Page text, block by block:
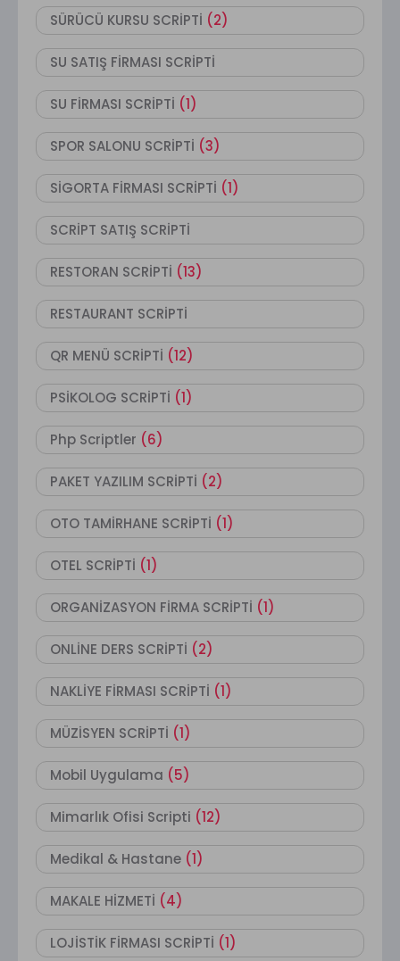
SÜRÜCÜ KURSU SCRİPTİ (2)
SU SATIŞ FİRMASI SCRİPTİ
SU FİRMASI SCRİPTİ (1)
SPOR SALONU SCRİPTİ (3)
SİGORTA FİRMASI SCRİPTİ (1)
SCRİPT SATIŞ SCRİPTİ
RESTORAN SCRİPTİ (13)
RESTAURANT SCRİPTİ
QR MENÜ SCRİPTİ (12)
PSİKOLOG SCRİPTİ (1)
Php Scriptler (6)
PAKET YAZILIM SCRİPTİ (2)
OTO TAMİRHANE SCRİPTİ (1)
OTEL SCRİPTİ (1)
ORGANİZASYON FİRMA SCRİPTİ (1)
ONLİNE DERS SCRİPTİ (2)
NAKLİYE FİRMASI SCRİPTİ (1)
MÜZİSYEN SCRİPTİ (1)
Mobil Uygulama (5)
Mimarlık Ofisi Scripti (12)
Medikal & Hastane (1)
MAKALE HİZMETİ (4)
LOJİSTİK FİRMASI SCRİPTİ (1)